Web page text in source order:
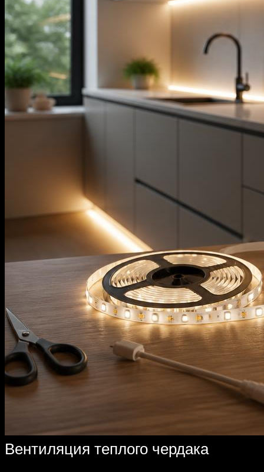
Вентиляция теплого чердака